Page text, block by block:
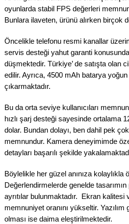
oyunlarda stabil FPS değerleri
Bunlara ilaveten, ürünü alırken birçok
Öncelikle telefonu resmi kanallar
servis desteği yahut garanti
düşmektedir. Türkiye’ de satışta olan
edilir. Ayrıca, 4500 mAh batarya
çıkarmaktadır.
Bu da orta seviye kullanıcıları
hızlı şarj desteği sayesinde ortalama
dolar. Bundan dolayı, ben dahil pek
memnundur. Kamera deneyimimde
detayları başarılı şekilde
Böylelikle her güzel anınıza kolaylıkla
Değerlendirmelerde genelde
ayrıtılar bulunmaktadır. Ekran kalitesi
memnuniyet oranını yükseltir. Yazılım
olması ise daima eleştirilmektedir.